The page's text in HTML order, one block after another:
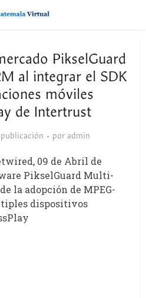
PikselGuard
al integrar el SDK
móviles
de Intertrust
publicación por admin
09 de Abril de
PikselGuard Multi-
la adopción de MPEG-
dispositivos